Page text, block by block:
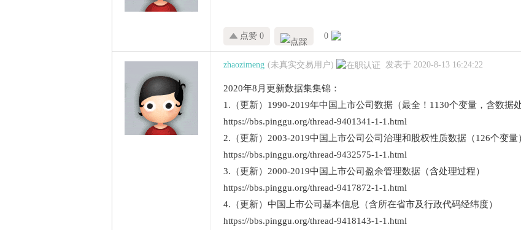
点赞 0 0
zhaozimeng (未真实交易用户) 发表于 2020-8-13 16:24:22
2020年8月更新数据集集锦：
1.（更新）1990-2019年中国上市公司数据（最全！1130个变量，含数据处
https://bbs.pinggu.org/thread-9401341-1-1.html
2.（更新）2003-2019中国上市公司公司治理和股权性质数据（126个变量
https://bbs.pinggu.org/thread-9432575-1-1.html
3.（更新）2000-2019中国上市公司盈余管理数据（含处理过程）
https://bbs.pinggu.org/thread-9417872-1-1.html
4.（更新）中国上市公司基本信息（含所在省市及行政代码经纬度）
https://bbs.pinggu.org/thread-9418143-1-1.html